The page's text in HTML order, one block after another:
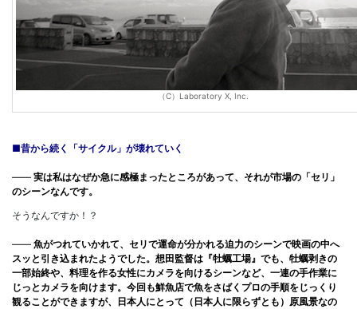
（C）Laboratory X, Inc.
■昔から続く「サイクル」が壊れていく
―― 実は私はなぜか急に感極まったところがあって、それが市場の「セリ」
のシーンなんです。
そうなんですか！？
―― 魚がつれていかれて、セリで運命が分かれる迫力のシーンで映画の中へ
スッと引き込まれたようでした。想田監督は『牡蠣工場』でも、牡蠣剥きの
一部始終や、料理を作る女性にカメラを向けるシーンなど、一連の手作業に
じっとカメラを向けます。今回も鮮魚店で魚をさばくプロの手順をじっくり
観ることができますが、日本人にとって（日本人に限らずとも）原風景なの